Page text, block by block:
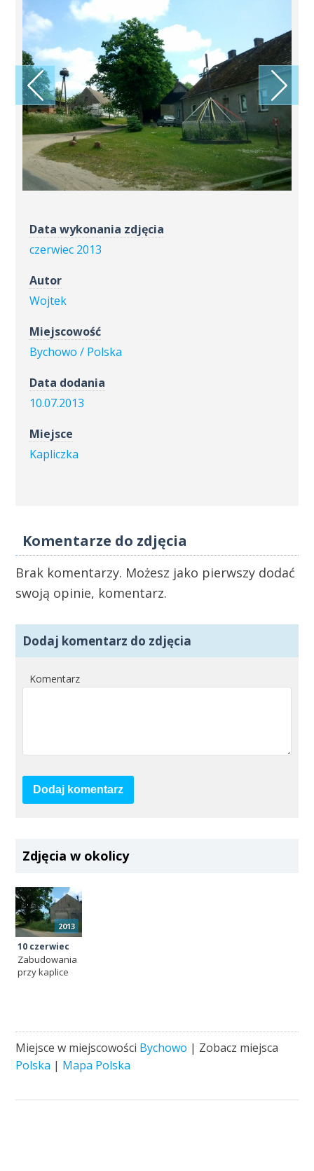
Data wykonania zdjęcia
czerwiec 2013
Autor
Wojtek
Miejscowość
Bychowo / Polska
Data dodania
10.07.2013
Miejsce
Kapliczka
Komentarze do zdjęcia
Brak komentarzy. Możesz jako pierwszy dodać
swoją opinie, komentarz.
Dodaj komentarz do zdjęcia
Komentarz
Dodaj komentarz
Zdjęcia w okolicy
2013
10 czerwiec
Zabudowania
przy kaplice
Miejsce w miejscowości Bychowo | Zobacz miejsca
Polska | Mapa Polska